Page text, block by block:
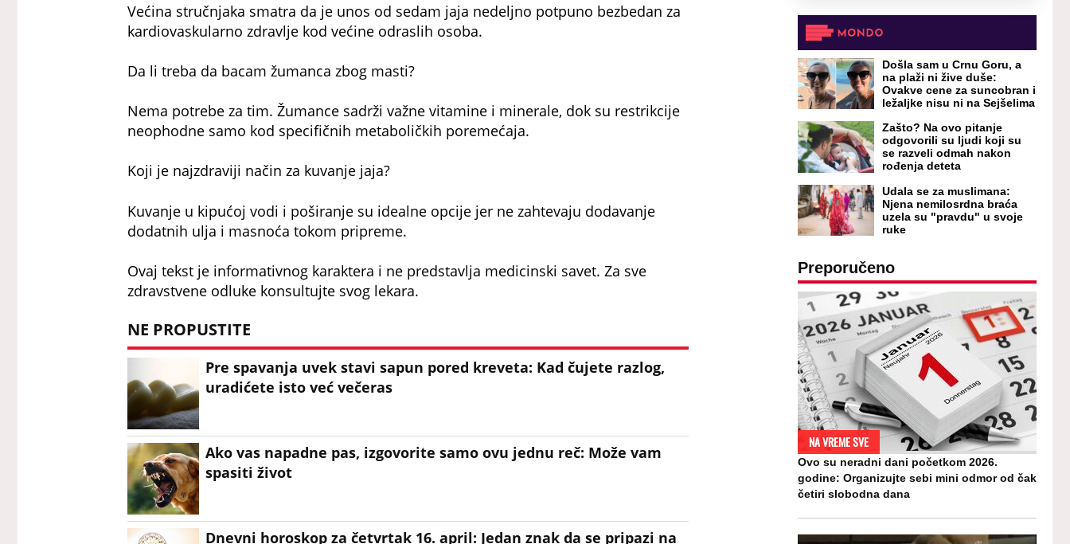
Većina stručnjaka smatra da je unos od sedam jaja nedeljno potpuno bezbedan za
kardiovaskularno zdravlje kod većine odraslih osoba.
Da li treba da bacam žumanca zbog masti?
Nema potrebe za tim. Žumance sadrži važne vitamine i minerale, dok su restrikcije
neophodne samo kod specifičnih metaboličkih poremećaja.
Koji je najzdraviji način za kuvanje jaja?
Kuvanje u kipućoj vodi i poširanje su idealne opcije jer ne zahtevaju dodavanje
dodatnih ulja i masnoća tokom pripreme.
Ovaj tekst je informativnog karaktera i ne predstavlja medicinski savet. Za sve
zdravstvene odluke konsultujte svog lekara.
NE PROPUSTITE
Pre spavanja uvek stavi sapun pored kreveta: Kad čujete razlog,
uradićete isto već večeras
Ako vas napadne pas, izgovorite samo ovu jednu reč: Može vam
spasiti život
Dnevni horoskop za četvrtak 16. april: Jedan znak da se pripazi na
Došla sam u Crnu Goru, a
na plaži ni žive duše:
Ovakve cene za suncobran i
ležaljke nisu ni na Sejšelima
Zašto? Na ovo pitanje
odgovorili su ljudi koji su
se razveli odmah nakon
rođenja deteta
Udala se za muslimana:
Njena nemilosrdna braća
uzela su "pravdu" u svoje
ruke
Preporučeno
NA VREME SVE
Ovo su neradni dani početkom 2026.
godine: Organizujte sebi mini odmor od čak
četiri slobodna dana